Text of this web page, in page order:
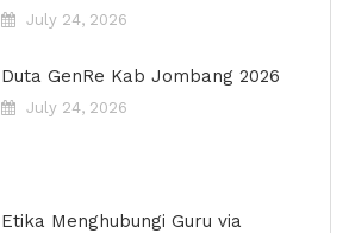
July 24, 2026
Duta GenRe Kab Jombang 2026
July 24, 2026
Etika Menghubungi Guru via